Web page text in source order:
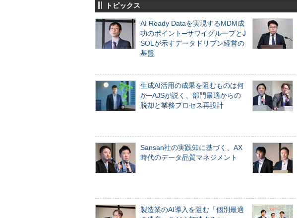
トピックス
AI Ready Dataを実現するMDM成
功のポイント─サワイグループとJ
SOLが示すデータドリブン経営の
基盤
生成AI活用の成果を阻むものは何
か─AJSが説く、部門最適からの
脱却と業務プロセス再設計
Sansan社の実践知に基づく、AX
時代のデータ品質マネジメント
製造業のAI導入を阻む「個別最適